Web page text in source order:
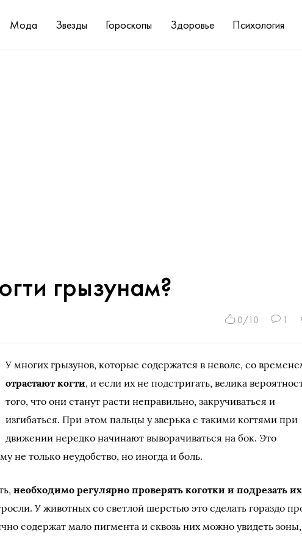
Мода Звезды Гороскопы Здоровье Психология
грызунам?
0/10 1
У многих грызунов, которые содержатся в неволе, со
отрастают когти, и если их не подстригать, велика
того, что они станут расти неправильно, закручиваться и
изгибаться. При этом пальцы у зверька с такими когтями при
движении нередко начинают выворачиваться на бок. Это
не только неудобство, но иногда и боль.
необходимо регулярно проверять коготки и подрезать их
У животных со светлой шерстью это сделать гораздо
содержат мало пигмента и сквозь них можно увидеть зоны,